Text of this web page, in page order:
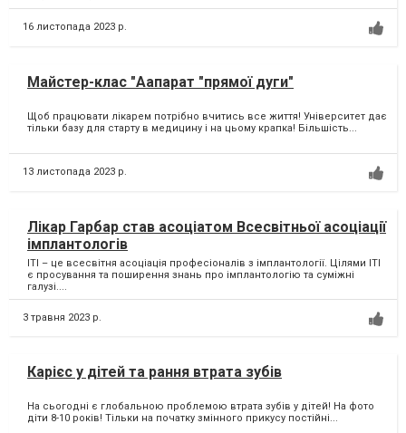
16 листопада 2023 р.
Майстер-клас "Аапарат "прямої дуги"
Щоб працювати лікарем потрібно вчитись все життя! Університет дає
тільки базу для старту в медицину і на цьому крапка! Більшість...
13 листопада 2023 р.
Лікар Гарбар став асоціатом Всесвітньої асоціації
імплантологів
ITI – це всесвітня асоціація професіоналів з імплантології. Цілями ITI
є просування та поширення знань про імплантологію та суміжні
галузі....
3 травня 2023 р.
Карієс у дітей та рання втрата зубів
На сьогодні є глобальною проблемою втрата зубів у дітей! На фото
діти 8-10 років! Тільки на початку змінного прикусу постійні...